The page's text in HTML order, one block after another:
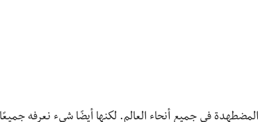
في جميع أنحاء العالم. لكنها أيضًا شيء نعرفه جميعًا